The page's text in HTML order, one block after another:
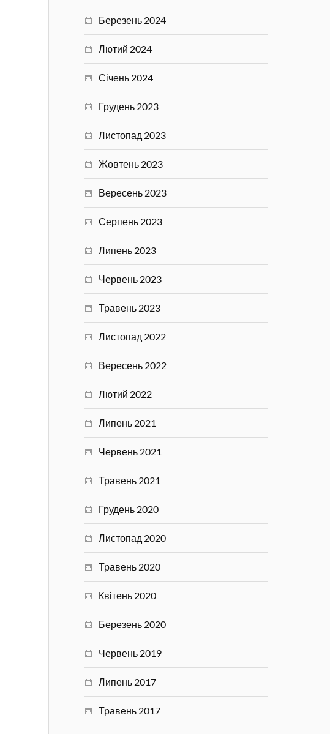
Березень 2024
Лютий 2024
Січень 2024
Грудень 2023
Листопад 2023
Жовтень 2023
Вересень 2023
Серпень 2023
Липень 2023
Червень 2023
Травень 2023
Листопад 2022
Вересень 2022
Лютий 2022
Липень 2021
Червень 2021
Травень 2021
Грудень 2020
Листопад 2020
Травень 2020
Квітень 2020
Березень 2020
Червень 2019
Липень 2017
Травень 2017